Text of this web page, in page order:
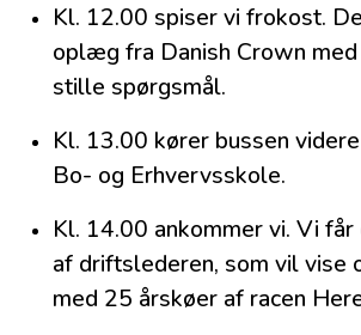
Kl. 12.00 spiser vi frokost.
oplæg fra Danish Crown
stille spørgsmål.
Kl. 13.00 kører bussen
Bo- og Erhvervsskole.
Kl. 14.00 ankommer vi. Vi får
af driftslederen, som vil vise
med 25 årskøer af racen